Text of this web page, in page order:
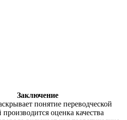
Заключение
понятие переводческой
оценка качества